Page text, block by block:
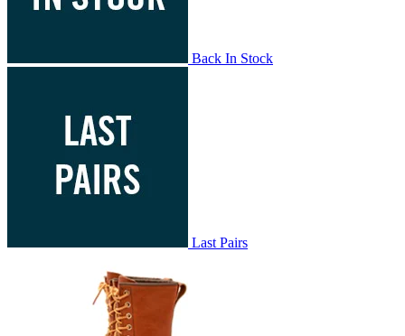
Back In Stock
Last Pairs